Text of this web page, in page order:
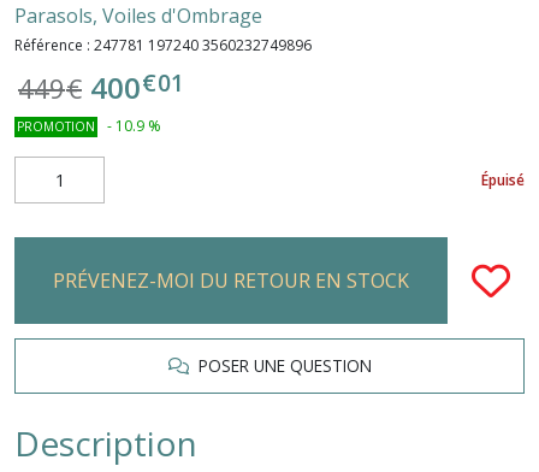
Parasols, Voiles d'Ombrage
Référence : 247781 197240 3560232749896
449€ 400€01
PROMOTION - 10.9 %
Épuisé
PRÉVENEZ-MOI DU RETOUR EN STOCK
POSER UNE QUESTION
Description